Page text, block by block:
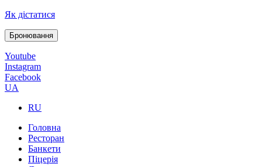
Як дістатися
Бронювання
Youtube
Instagram
Facebook
UA
RU
Головна
Ресторан
Банкети
Піцерія